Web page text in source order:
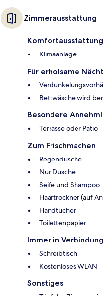
Zimmerausstattung
Komfortausstattung
Klimaanlage
Für erholsame
Bettwäsche wird
Besondere
Terrasse oder Patio
Zum Frischmachen
Regendusche
Nur Dusche
Seife und Shampoo
Haartrockner (auf
Handtücher
Toilettenpapier
Immer in
Schreibtisch
Kostenloses WLAN
Sonstiges